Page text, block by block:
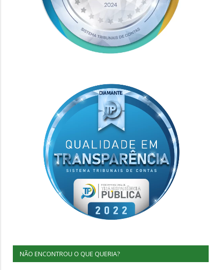
NÃO ENCONTROU O QUE QUERIA?